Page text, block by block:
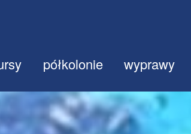
półkolonie wyprawy